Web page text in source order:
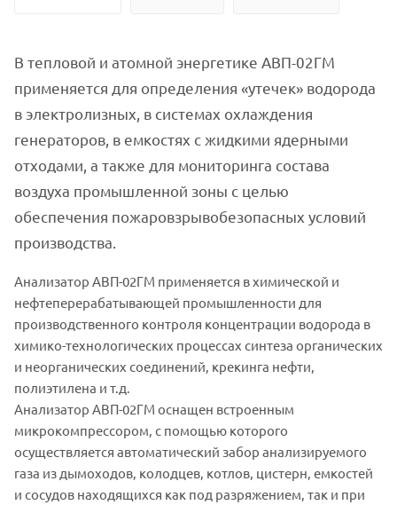
В тепловой и атомной энергетике АВП-02ГМ
применяется для определения «утечек» водорода
в электролизных, в системах охлаждения
генераторов, в емкостях с жидкими ядерными
отходами, а также для мониторинга состава
воздуха промышленной зоны с целью
обеспечения пожаровзрывобезопасных условий
производства.
Анализатор АВП-02ГМ применяется в химической и
нефтеперерабатывающей промышленности для
производственного контроля концентрации водорода в
химико-технологических процессах синтеза органических
и неорганических соединений, крекинга нефти,
полиэтилена и т.д.
Анализатор АВП-02ГМ оснащен встроенным
микрокомпрессором, с помощью которого
осуществляется автоматический забор анализируемого
газа из дымоходов, колодцев, котлов, цистерн, емкостей
и сосудов находящихся как под разряжением, так и при